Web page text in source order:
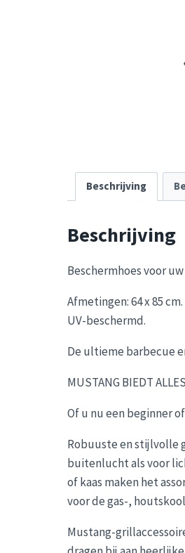
Beschrijving
Beschrijving
Beschermhoes voor
Afmetingen: 64 x 85
UV-beschermd.
De ultieme barbecue
MUSTANG BIEDT
Of u nu een beginner
Robuuste en stijlvolle
buitenlucht als voor
of kaas maken het
voor de gas-,
Mustang-